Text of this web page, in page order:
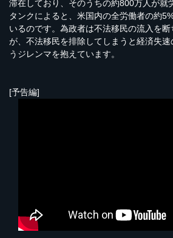
滞在しており、そのうちの約800万人が就
タンクによると、米国内の全労働者の約
いるのです。為政者は不法移民の流入を
が、不法移民を排除してしまうと経済失
うジレンマを抱えています。
[予告編]